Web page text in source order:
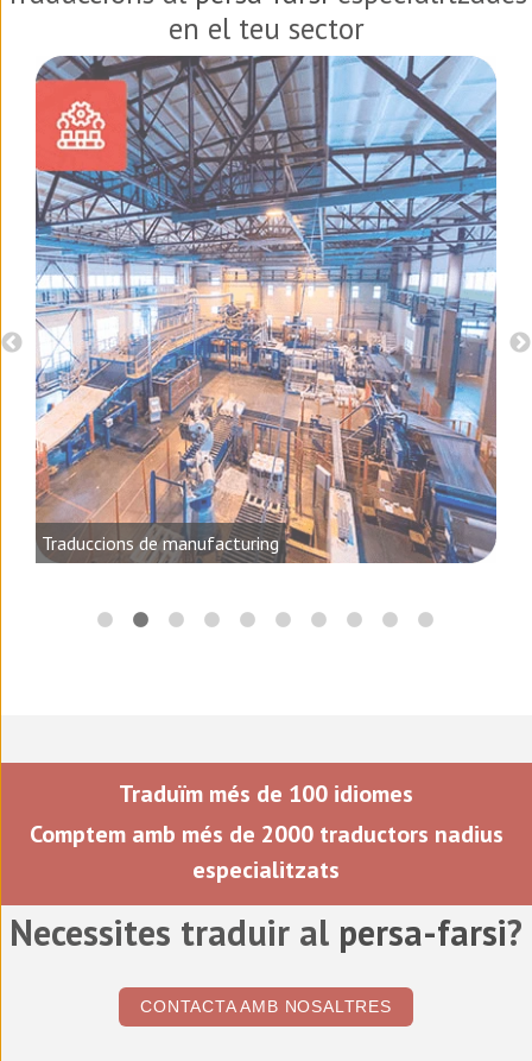
en el teu sector
Traduccions de manufacturing
Traduïm més de 100 idiomes
Comptem amb més de 2000 traductors nadius
especialitzats
Necessites traduir al persa-farsi?
CONTACTA AMB NOSALTRES